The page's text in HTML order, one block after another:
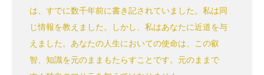
は、すでに数千年前に書き記されていました。私は同
じ情報を教えました。しかし、私はあなたに近道を与
えました。あなたの人生においての使命は、この叡
智、知識を元のままもたらすことです。元のままで